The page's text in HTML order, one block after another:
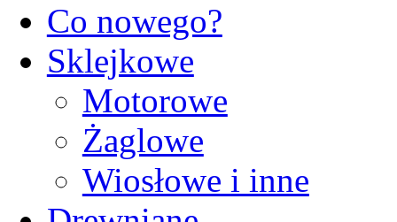
Co nowego?
Sklejkowe
Motorowe
Żaglowe
Wiosłowe i inne